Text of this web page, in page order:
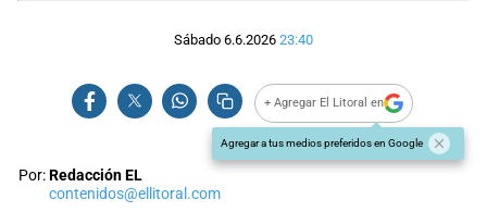
Sábado 6.6.2026 23:40
+ Agregar El Litoral en
Agregar a tus medios preferidos en Google
Por:Redacción EL
contenidos@ellitoral.com